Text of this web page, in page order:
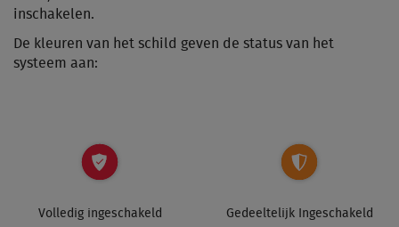
inschakelen.
De kleuren van het schild geven de status van het
systeem aan:
Volledig ingeschakeld Gedeeltelijk Ingeschakeld